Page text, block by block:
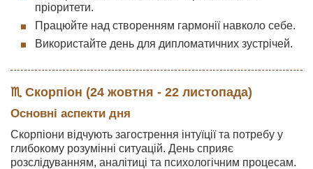
пріоритети.
Працюйте над створенням гармонії навколо себе.
Використайте день для дипломатичних зустрічей.
♏ Скорпіон (24 жовтня - 22 листопада)
Основні аспекти дня
Скорпіони відчують загострення інтуїції та потребу у
глибокому розумінні ситуацій. День сприяє
розслідуванням, аналітиці та психологічним процесам.